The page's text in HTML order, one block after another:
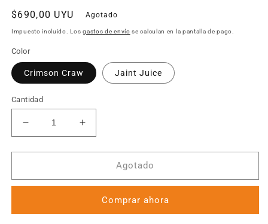
una
ventana
modal
Precio
habitual
$690,00 UYU Agotado
Impuesto incluido. Losgastos de envío se calculan en la pantalla de pago.
Color
Crimson Craw Jaint Juice
Cantidad
Reducir
cantidad
para
Sense
100S
Aumentar
cantidad
para
Sense
Crush
100S
Agotado
Comprar ahora